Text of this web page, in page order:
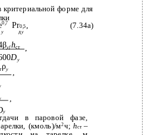
критериальной форме для
0,7 Pr0,5 , (7.34а)
y дy
yfhст
Dy
ρy ,
,
y
в паровой фазе,
(кмоль)/м2ч;hст –